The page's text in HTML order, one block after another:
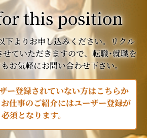
this position
下よりお申し込みください。リクル
ていただきますので、転職･就職を
お気軽にお問い合わせ下さい。
登録されていない方はこちらか
仕事のご紹介にはユーザー登録が
必須となります。